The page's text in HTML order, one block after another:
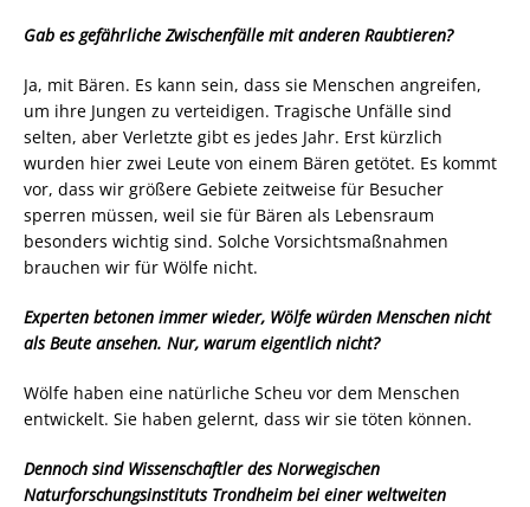
Gab es gefährliche Zwischenfälle mit anderen Raubtieren?
Ja, mit Bären. Es kann sein, dass sie Menschen angreifen,
um ihre Jungen zu verteidigen. Tragische Unfälle sind
selten, aber Verletzte gibt es jedes Jahr. Erst kürzlich
wurden hier zwei Leute von einem Bären getötet. Es kommt
vor, dass wir größere Gebiete zeitweise für Besucher
sperren müssen, weil sie für Bären als Lebensraum
besonders wichtig sind. Solche Vorsichtsmaßnahmen
brauchen wir für Wölfe nicht.
Experten betonen immer wieder, Wölfe würden Menschen nicht
als Beute ansehen. Nur, warum eigentlich nicht?
Wölfe haben eine natürliche Scheu vor dem Menschen
entwickelt. Sie haben gelernt, dass wir sie töten können.
Dennoch sind Wissenschaftler des Norwegischen
Naturforschungsinstituts Trondheim bei einer weltweiten